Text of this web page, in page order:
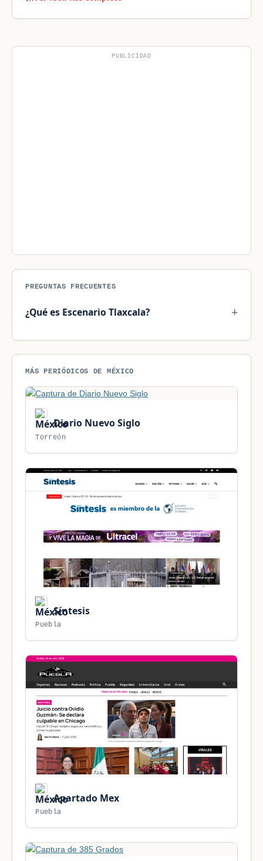
PUBLICIDAD
PREGUNTAS FRECUENTES
¿Qué es Escenario Tlaxcala?
MÁS PERIÓDICOS DE MÉXICO
Diario Nuevo Siglo
Torreón
Síntesis
Puebla
Apartado Mex
Puebla